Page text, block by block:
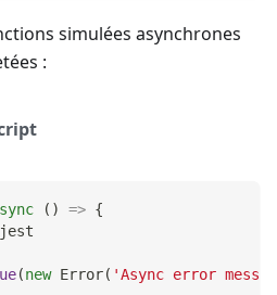
simulées asynchrones
:
( ) => {
jest
(new Error( 'Async error